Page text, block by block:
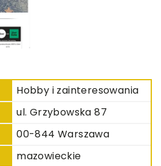
Hobby i zainteresowania
ul. Grzybowska 87
00-844 Warszawa
mazowieckie